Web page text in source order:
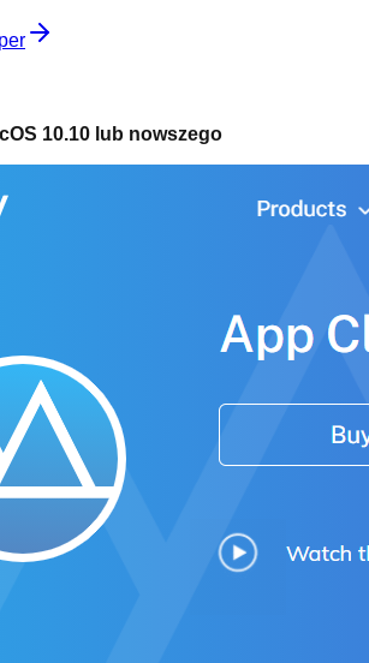
10.10 lub nowszego